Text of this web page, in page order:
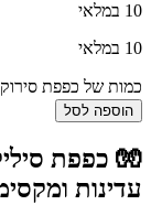
10 במלאי
10 במלאי
כמות של כפפת סירוק
הוספה לסל
🧤 כפפת
עדינות